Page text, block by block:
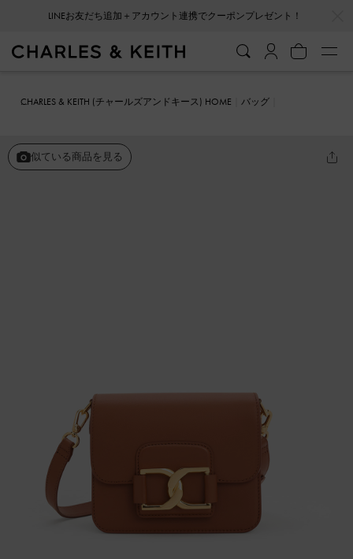
LINEお友だち追加＋アカウント連携でクーポンプレゼント！
CHARLES & KEITH (チャールズアンドキース) HOME
バッグ
似ている商品を見る